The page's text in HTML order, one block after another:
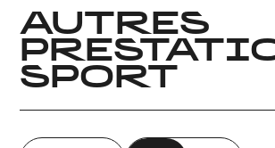
AUTRES
SPORT